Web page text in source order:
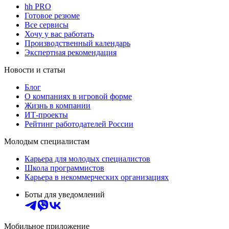
hh PRO
Готовое резюме
Все сервисы
Хочу у вас работать
Производственный календарь
Экспертная рекомендация
Новости и статьи
Блог
О компаниях в игровой форме
Жизнь в компании
ИТ-проекты
Рейтинг работодателей России
Молодым специалистам
Карьера для молодых специалистов
Школа программистов
Карьера в некоммерческих организациях
Боты для уведомлений
Мобильное приложение